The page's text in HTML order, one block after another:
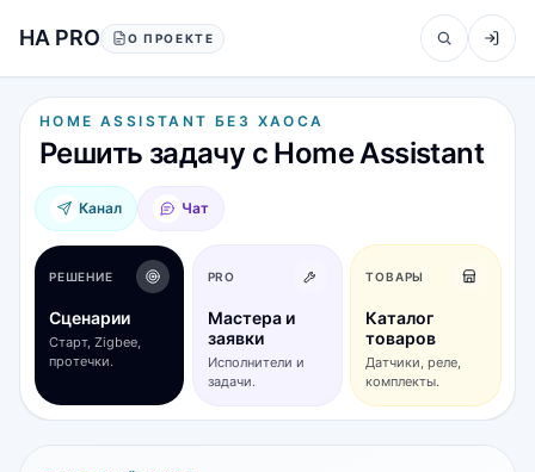
HA PRO О ПРОЕКТЕ
HOME ASSISTANT БЕЗ ХАОСА
Решить задачу с Home Assistant
Канал Чат
РЕШЕНИЕ
Сценарии
Старт, Zigbee,
протечки.
PRO
Мастера и
заявки
Исполнители и
задачи.
ТОВАРЫ
Каталог
товаров
Датчики, реле,
комплекты.